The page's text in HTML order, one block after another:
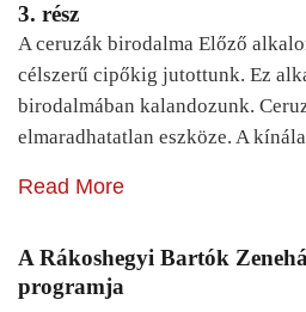
3. rész
A ceruzák birodalma Előző
célszerű cipőkig jutottunk. Ez
birodalmában kalandozunk.
elmaradhatatlan eszköze. A
Read More
A Rákoshegyi Bartók
programja